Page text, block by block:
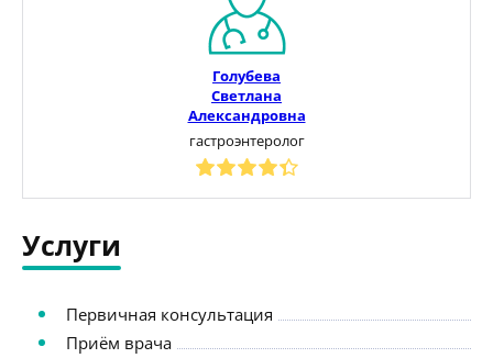
Голубева
Светлана
Александровна
гастроэнтеролог
Услуги
Первичная консультация
Приём врача